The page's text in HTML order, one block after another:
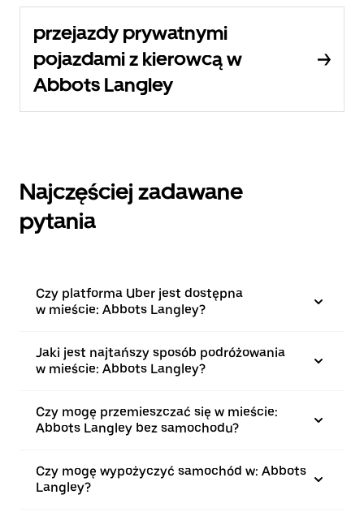
przejazdy prywatnymi
pojazdami z kierowcą w
Abbots Langley
Najczęściej zadawane
pytania
Czy platforma Uber jest dostępna
w mieście: Abbots Langley?
Jaki jest najtańszy sposób podróżowania
w mieście: Abbots Langley?
Czy mogę przemieszczać się w mieście:
Abbots Langley bez samochodu?
Czy mogę wypożyczyć samochód w: Abbots
Langley?